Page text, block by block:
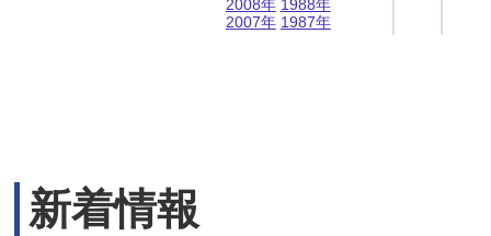
2008年
2007年
1988年
1987年
新着情報